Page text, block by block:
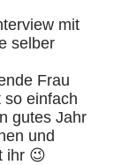
mit
selber
Frau
so einfach
gutes Jahr
und
ihr 😉